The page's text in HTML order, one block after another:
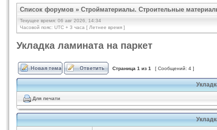
Список форумов » Стройматериалы. Строительные
Текущее время: 06 авг 2026, 14:34
Часовой пояс: UTC + 3 часа [ Летнее время ]
Укладка ламината на паркет
Страница 1 из 1 [ Сообщений: 4 ]
Для печати